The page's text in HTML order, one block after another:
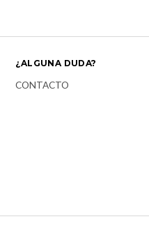
¿ALGUNA DUDA?
CONTACTO